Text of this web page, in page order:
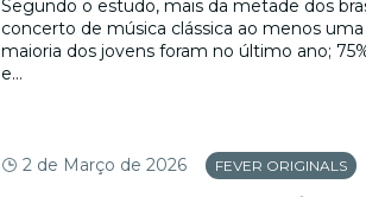
Segundo o estudo, mais da metade dos
concerto de música clássica ao menos
maioria dos jovens foram no último ano;
e...
2 de Março de 2026 FEVER ORIGINALS